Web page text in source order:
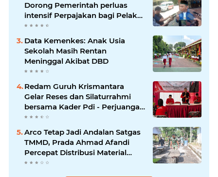
Dorong Pemerintah perluas
intensif Perpajakan bagi Pelaku
Usaha UMKM.
Data Kemenkes: Anak Usia
Sekolah Masih Rentan
Meninggal Akibat DBD
Redam Guruh Krismantara
Gelar Reses dan Silaturrahmi
bersama Kader Pdi - Perjuangan
Se -Kecamatan Lawang.
Arco Tetap Jadi Andalan Satgas
TMMD, Prada Ahmad Afandi
Percepat Distribusi Material
Pengecoran